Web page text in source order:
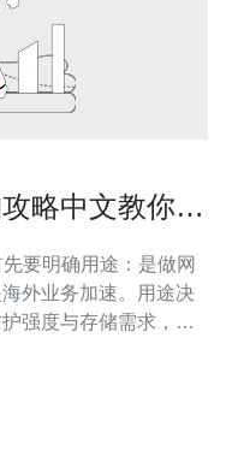
略中文教你如
要明确用途：是做网
外业务加速。用途决
强度与存储需求，从
UPS与柴油备电、抗